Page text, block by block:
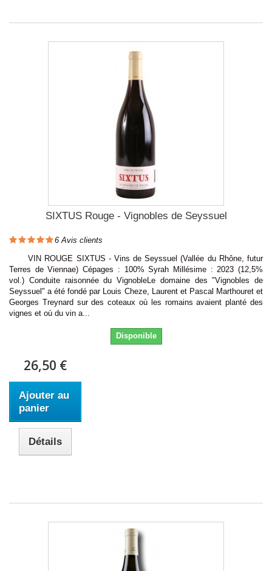
SIXTUS Rouge - Vignobles de Seyssuel
6 Avis clients
VIN ROUGE SIXTUS - Vins de Seyssuel (Vallée du Rhône, futur
Terres de Viennae) Cépages : 100% Syrah Millésime : 2023 (12,5%
vol.) Conduite raisonnée du VignobleLe domaine des "Vignobles de
Seyssuel" a été fondé par Louis Cheze, Laurent et Pascal Marthouret et
Georges Treynard sur des coteaux où les romains avaient planté des
vignes et où du vin a...
Disponible
26,50 €
Ajouter au
panier
Détails